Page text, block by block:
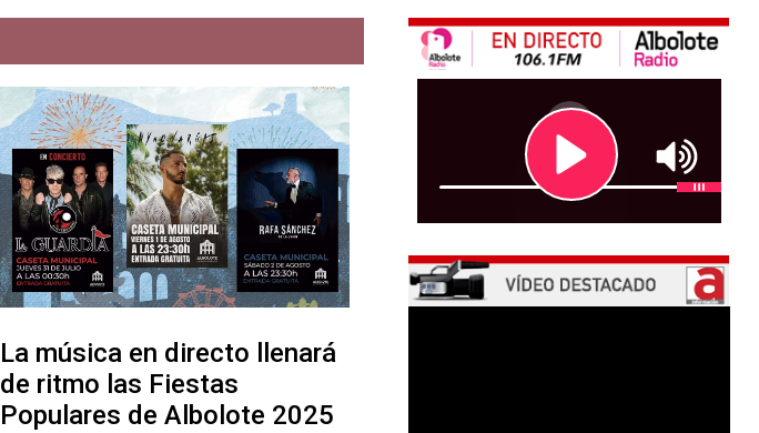
La música en directo llenará
de ritmo las Fiestas
Populares de Albolote 2025